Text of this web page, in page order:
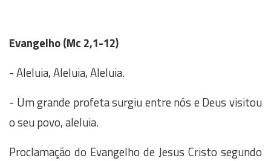
Evangelho (Mc 2,1-12)
- Aleluia, Aleluia, Aleluia.
- Um grande profeta surgiu entre nós e Deus visitou
o seu povo, aleluia.
Proclamação do Evangelho de Jesus Cristo segundo